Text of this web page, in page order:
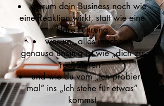
warum dein Business noch wie
eine Reaktion wirkt, statt wie eine
klare Führung
warum „alles machen“
genauso unsinig ist wie „dich zu
reduzieren“
und wie du vom „Ich probiere
mal“ ins „Ich stehe für etwas“
kommst